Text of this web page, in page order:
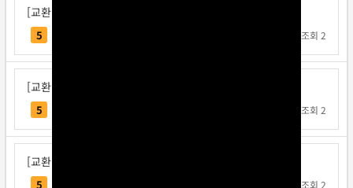
[교환신청] 지크사
5 조회 2
[교환신청] 탁구왕김탁구
5 조회 2
[교환신청] 베리독
5 조회 2